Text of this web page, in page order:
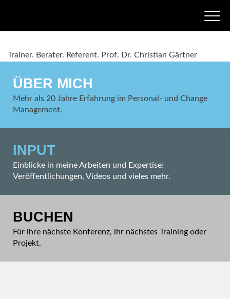
Trainer. Berater. Referent. Prof. Dr. Christian Gärtner
ÜBER MICH
Mehr als 20 Jahre Erfahrung im Personal- und Change
Management.
INPUT
Einblicke in meine Arbeiten und Expertise:
Veröffentlichungen, Videos und vieles mehr.
BUCHEN
Für ihre nächste Konferenz, ihr nächstes Training oder
Projekt.